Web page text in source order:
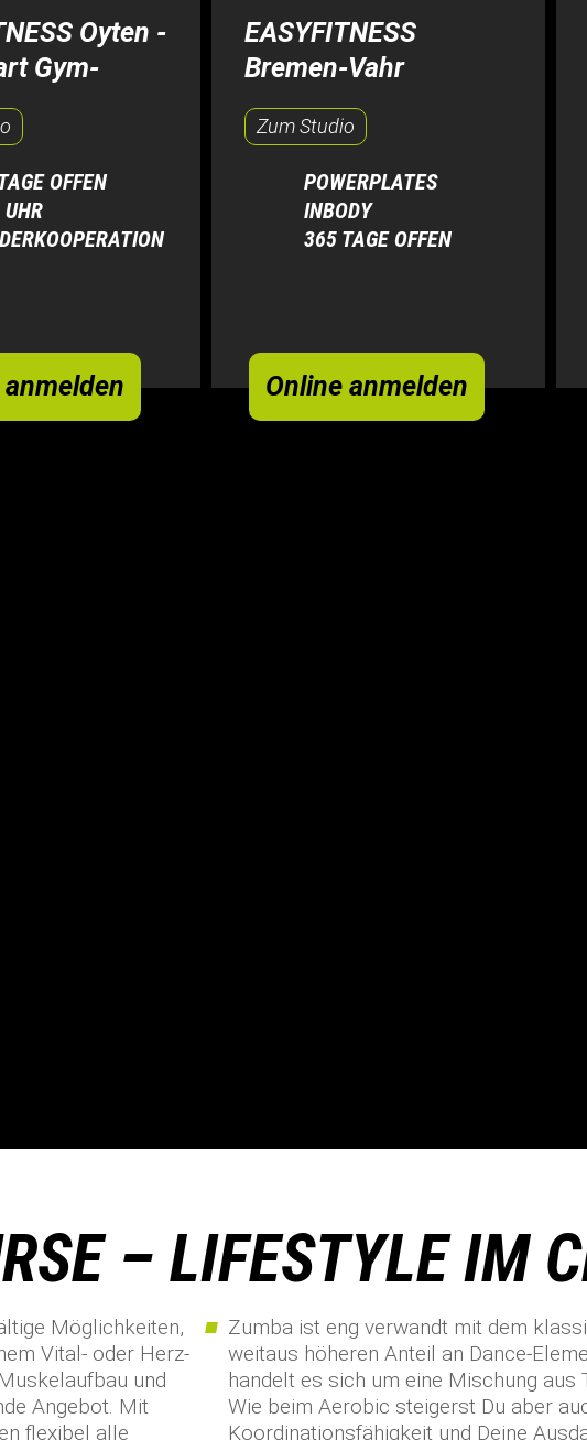
Oyten -
Gym-
OFFEN
EASYFITNESS
Bremen-Vahr
Zum Studio
POWERPLATES
INBODY
365 TAGE OFFEN
Online anmelden
– LIFESTYLE IM
Möglichkeiten,
Vital- oder Herz-
und
Angebot. Mit
flexibel alle
Zumba ist eng verwandt mit dem
weitaus höheren Anteil an Dance-
handelt es sich um eine Mischung aus
Wie beim Aerobic steigerst Du aber
Koordinationsfähigkeit und Deine